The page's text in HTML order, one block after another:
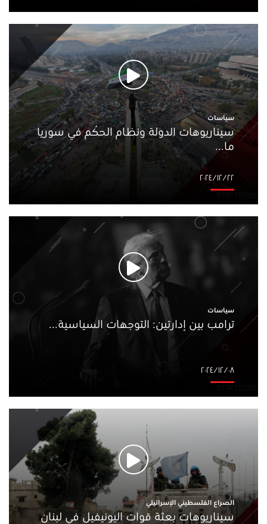
سياسات
سيناريوهات الدولة ونظام الحُكم في سوريا
ما...
٢٢‏/١٢‏/٢٠٢٤
سياسات
ترامب بين إدارتين: التوجهات السياسية...
٠٨‏/١٢‏/٢٠٢٤
الصراع الفلسطيني الإسرائيلي
سيناريوهات بعثة قوات اليونيفيل في لبنان